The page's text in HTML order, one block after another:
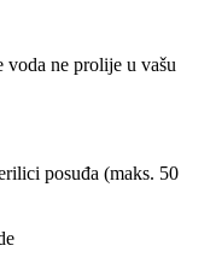
voda ne prolije u vašu
posuđa (maks. 50